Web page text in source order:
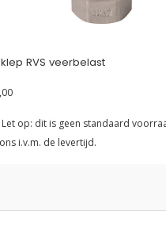
RVS veerbelast
Let op: dit is geen standaard
i.v.m. de levertijd.